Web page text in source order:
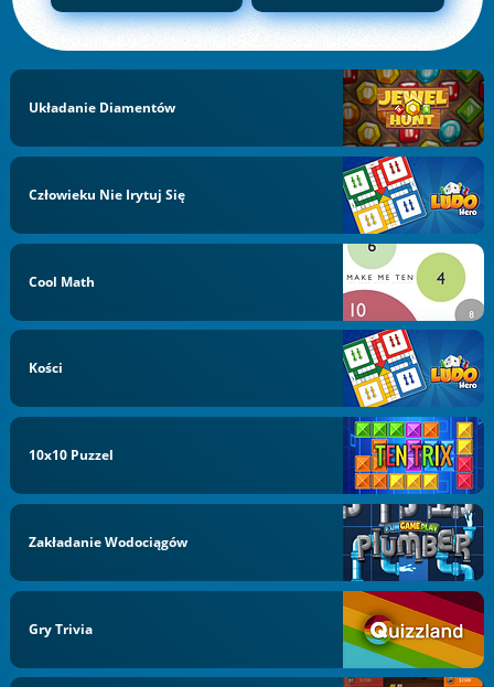
Układanie Diamentów
Człowieku Nie Irytuj Się
Cool Math
Kości
10x10 Puzzel
Zakładanie Wodociągów
Gry Trivia